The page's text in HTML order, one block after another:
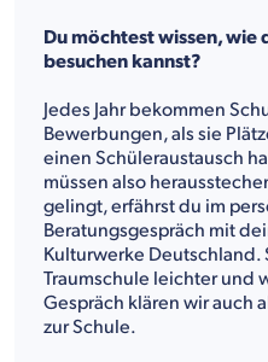
Du möchtest wissen, wie
besuchen kannst?
Jedes Jahr bekommen
Bewerbungen, als sie
einen Schüleraustausch
müssen also
gelingt, erfährst du im
Beratungsgespräch mit
Kulturwerke Deutschland.
Traumschule leichter und
Gespräch klären wir auch
zur Schule.